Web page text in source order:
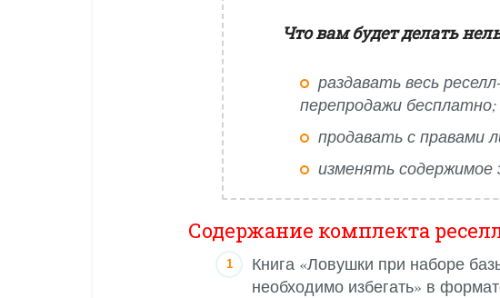
Что вам будет делать
раздавать весь
перепродажи бесплатно;
продавать с правами
изменять содержимое
Содержание комплекта
Книга «Ловушки при наборе
необходимо избегать» в